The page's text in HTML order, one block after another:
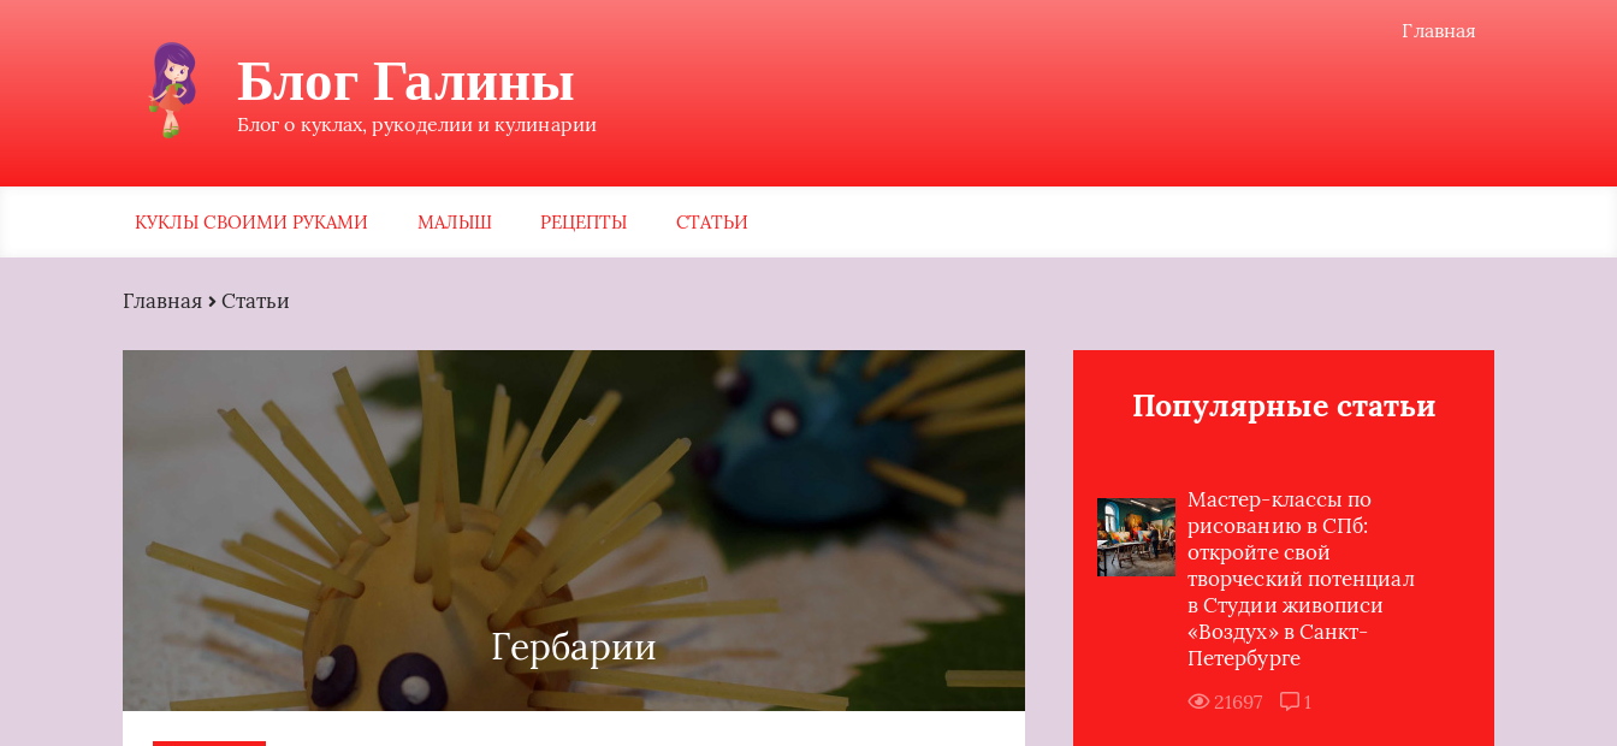
Главная
Блог Галины
Блог о куклах, рукоделии и кулинарии
КУКЛЫ СВОИМИ РУКАМИ МАЛЫШ РЕЦЕПТЫ СТАТЬИ
Главная Статьи
Гербарии
Популярные статьи
Мастер-классы по
рисованию в СПб:
откройте свой
творческий потенциал
в Студии живописи
«Воздух» в Санкт-
Петербурге
21697 1